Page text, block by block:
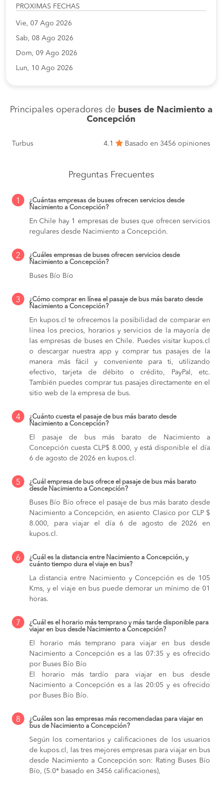
PROXIMAS FECHAS
Vie, 07 Ago 2026
Sab, 08 Ago 2026
Dom, 09 Ago 2026
Lun, 10 Ago 2026
Principales operadores de buses de Nacimiento a
Concepción
Turbus 4.1 Basado en 3456 opiniones
Preguntas Frecuentes
1
¿Cuántas empresas de buses ofrecen servicios desde
Nacimiento a Concepción?
En Chile hay 1 empresas de buses que ofrecen servicios
regulares desde Nacimiento a Concepción.
2
¿Cuáles empresas de buses ofrecen servicios desde
Nacimiento a Concepción?
Buses Bío Bío
3
¿Cómo comprar en línea el pasaje de bus más barato desde
Nacimiento a Concepción?
En kupos.cl te ofrecemos la posibilidad de comparar en
línea los precios, horarios y servicios de la mayoría de
las empresas de buses en Chile. Puedes visitar kupos.cl
o descargar nuestra app y comprar tus pasajes de la
manera más fácil y conveniente para ti, utilizando
efectivo, tarjeta de débito o crédito, PayPal, etc.
También puedes comprar tus pasajes directamente en el
sitio web de la empresa de bus.
4
¿Cuánto cuesta el pasaje de bus más barato desde
Nacimiento a Concepción?
El pasaje de bus más barato de Nacimiento a
Concepción cuesta CLP$ 8.000, y está disponible el día
6 de agosto de 2026 en kupos.cl.
5
¿Cuál empresa de bus ofrece el pasaje de bus más barato
desde Nacimiento a Concepción?
Buses Bío Bío ofrece el pasaje de bus más barato desde
Nacimiento a Concepción, en asiento Clasico por CLP $
8.000, para viajar el día 6 de agosto de 2026 en
kupos.cl.
6
¿Cuál es la distancia entre Nacimiento a Concepción, y
cuánto tiempo dura el viaje en bus?
La distancia entre Nacimiento y Concepción es de 105
Kms, y el viaje en bus puede demorar un mínimo de 01
horas.
7
¿Cuál es el horario más temprano y más tarde disponible para
viajar en bus desde Nacimiento a Concepción?
El horario más temprano para viajar en bus desde
Nacimiento a Concepción es a las 07:35 y es ofrecido
por Buses Bío Bío
El horario más tardío para viajar en bus desde
Nacimiento a Concepción es a las 20:05 y es ofrecido
por Buses Bío Bío.
8
¿Cuáles son las empresas más recomendadas para viajar en
bus de Nacimiento a Concepción?
Según los comentarios y calificaciones de los usuarios
de kupos.cl, las tres mejores empresas para viajar en bus
desde Nacimiento a Concepción son: Rating Buses Bío
Bío, (5.0* basado en 3456 calificaciones),